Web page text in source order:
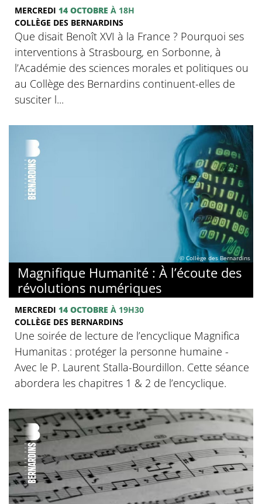
MERCREDI 14 OCTOBRE À 18H
COLLÈGE DES BERNARDINS
Que disait Benoît XVI à la France ? Pourquoi ses
interventions à Strasbourg, en Sorbonne, à
l’Académie des sciences morales et politiques ou
au Collège des Bernardins continuent-elles de
susciter l...
© Collège des Bernardins
Magnifique Humanité : À l’écoute des
révolutions numériques
MERCREDI 14 OCTOBRE À 19H30
COLLÈGE DES BERNARDINS
Une soirée de lecture de l’encyclique Magnifica
Humanitas : protéger la personne humaine -
Avec le P. Laurent Stalla-Bourdillon. Cette séance
abordera les chapitres 1 & 2 de l’encyclique.